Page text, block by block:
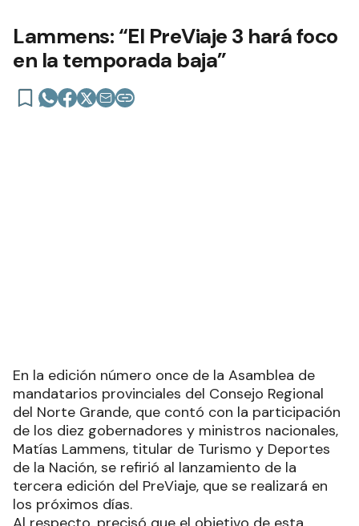
Lammens: “El PreViaje 3 hará foco
en la temporada baja”
En la edición número once de la Asamblea de
mandatarios provinciales del Consejo Regional
del Norte Grande, que contó con la participación
de los diez gobernadores y ministros nacionales,
Matías Lammens, titular de Turismo y Deportes
de la Nación, se refirió al lanzamiento de la
tercera edición del PreViaje, que se realizará en
los próximos días.